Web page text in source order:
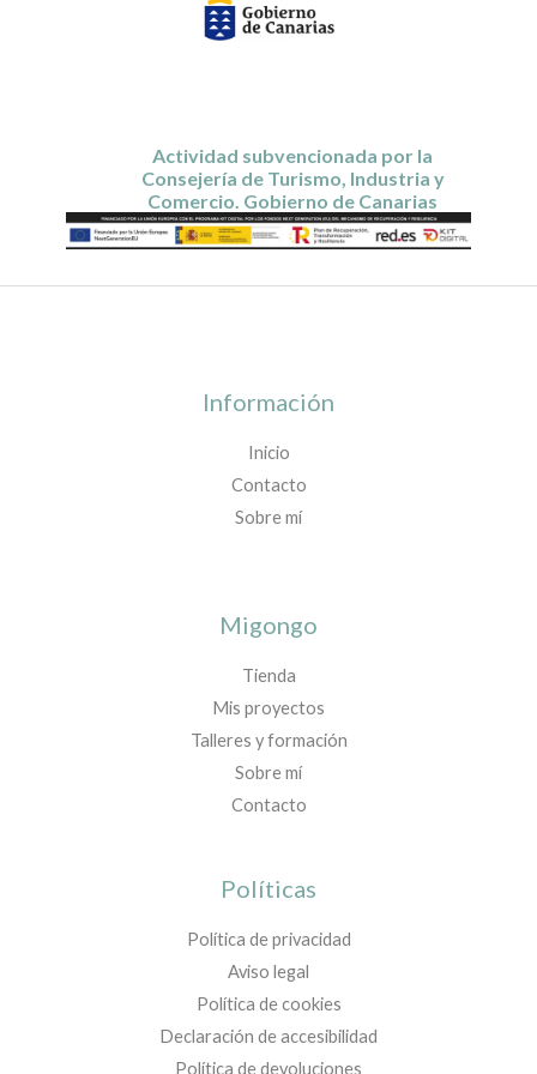
Actividad subvencionada por la
Consejería de Turismo, Industria y
Comercio. Gobierno de Canarias
Información
Inicio
Contacto
Sobre mí
Migongo
Tienda
Mis proyectos
Talleres y formación
Sobre mí
Contacto
Políticas
Política de privacidad
Aviso legal
Política de cookies
Declaración de accesibilidad
Política de devoluciones